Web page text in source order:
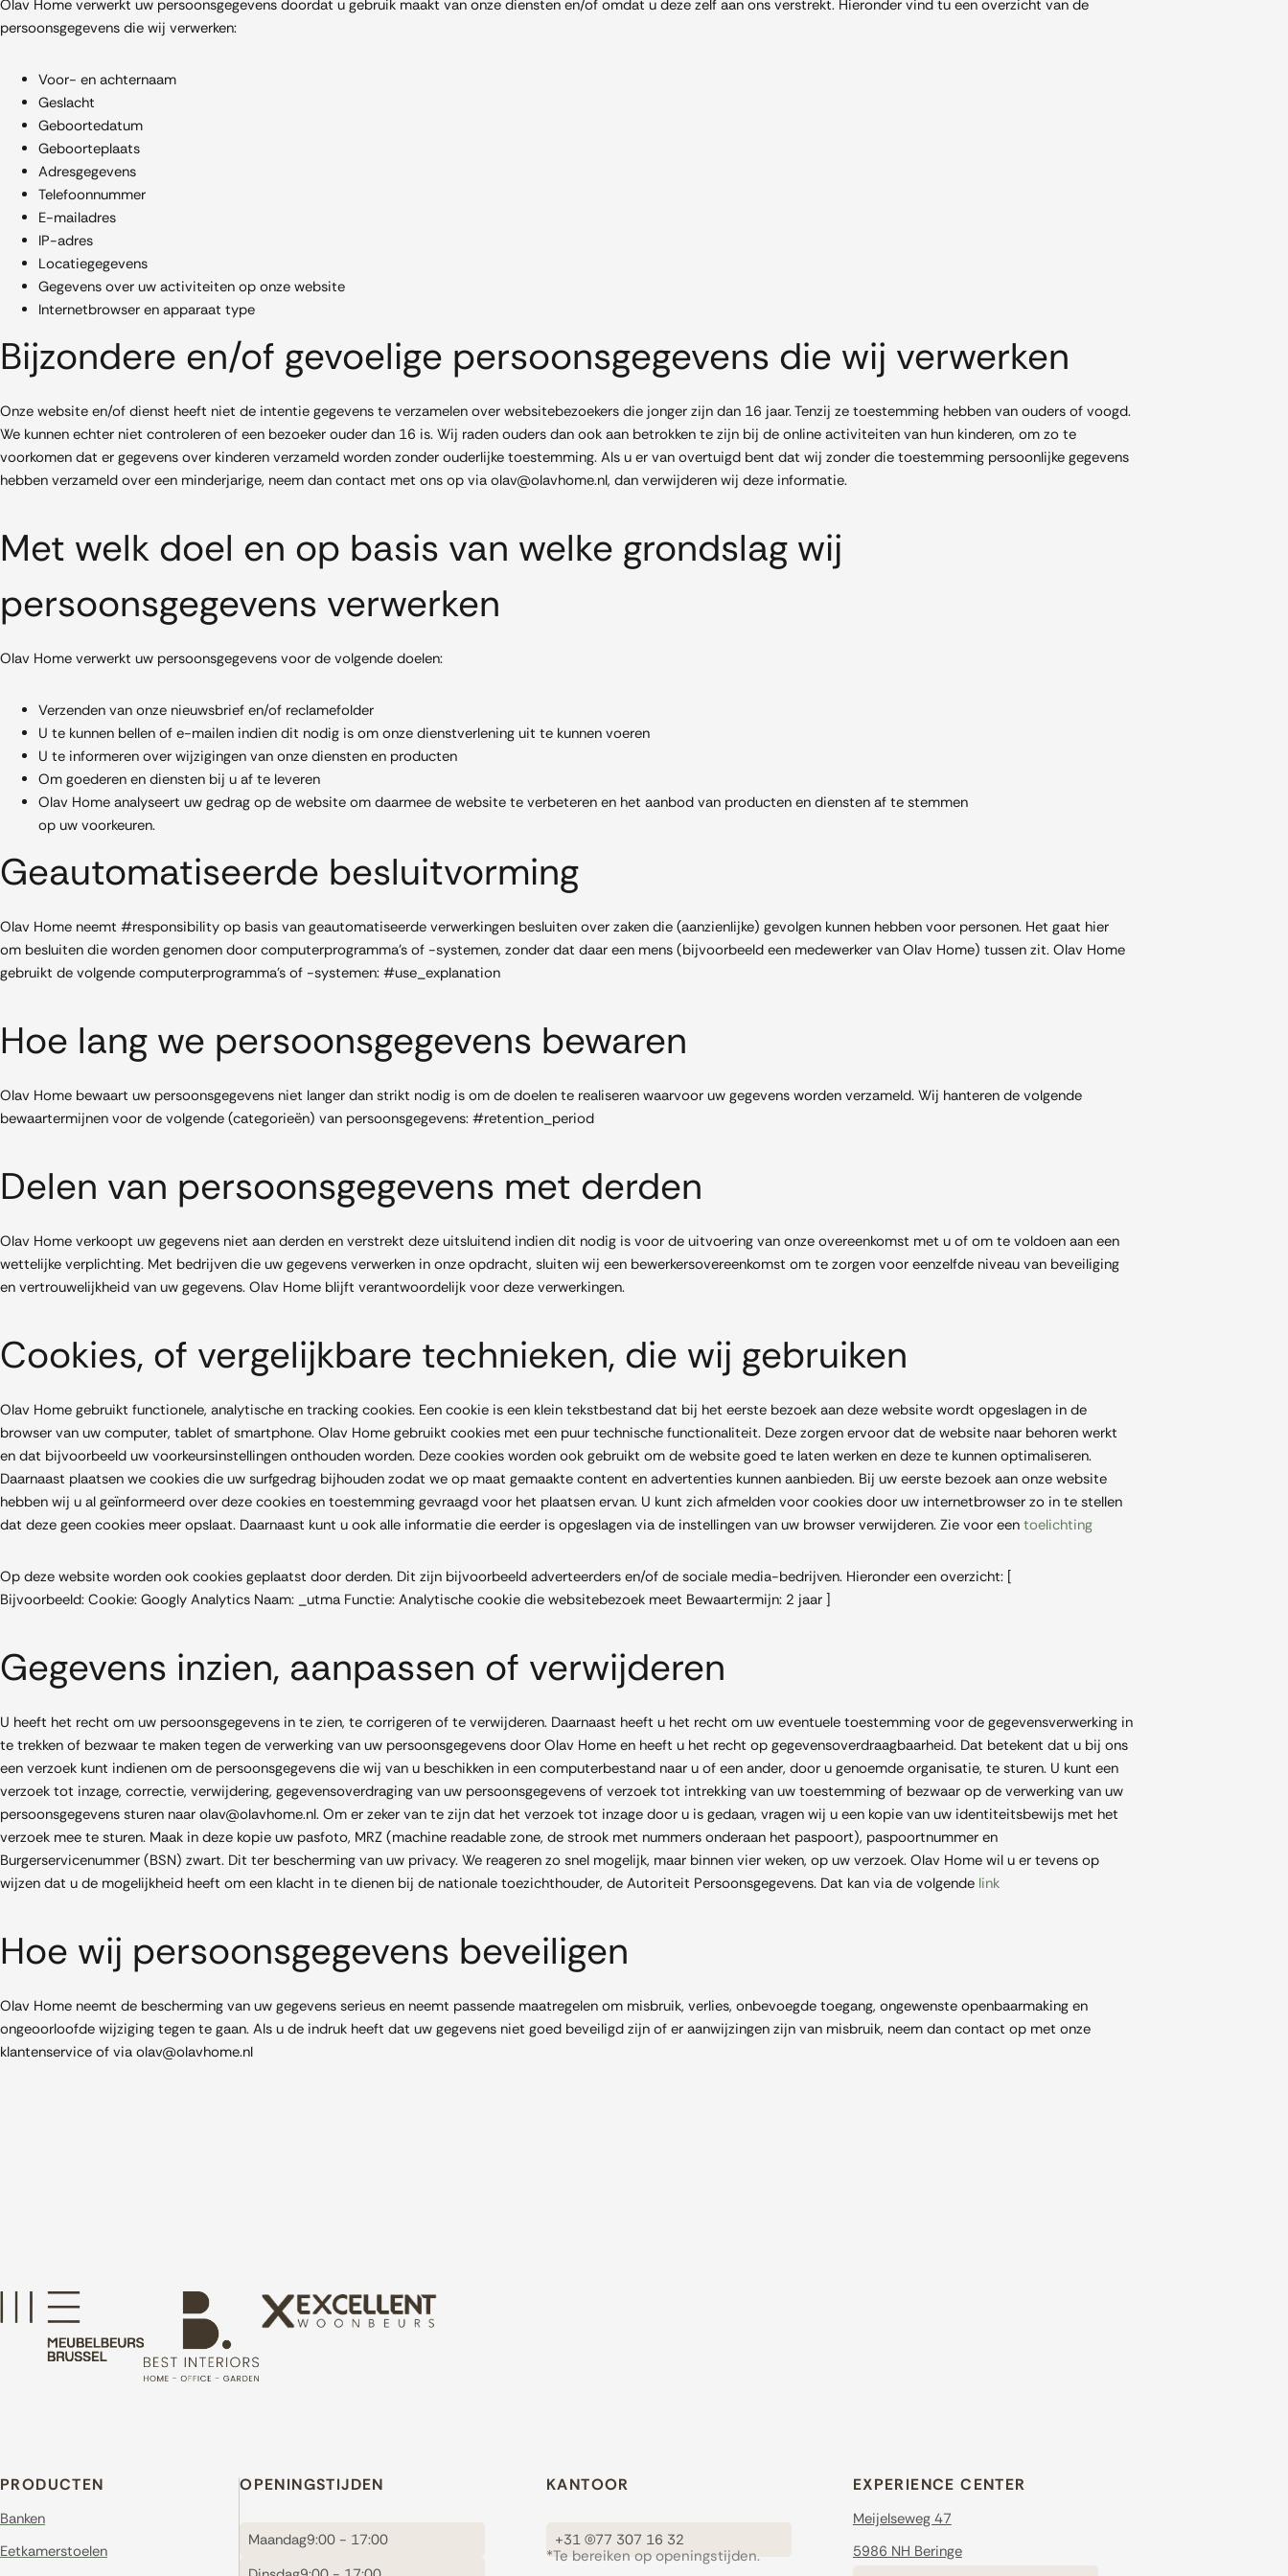
Olav Home verwerkt uw persoonsgegevens doordat u gebruik maakt van onze diensten en/of omdat u deze zelf aan ons verstrekt. Hieronder vind tu een overzicht van de
persoonsgegevens die wij verwerken:
Voor- en achternaam
Geslacht
Geboortedatum
Geboorteplaats
Adresgegevens
Telefoonnummer
E-mailadres
IP-adres
Locatiegegevens
Gegevens over uw activiteiten op onze website
Internetbrowser en apparaat type
Bijzondere en/of gevoelige persoonsgegevens die wij verwerken
Onze website en/of dienst heeft niet de intentie gegevens te verzamelen over websitebezoekers die jonger zijn dan 16 jaar. Tenzij ze toestemming hebben van ouders of voogd.
We kunnen echter niet controleren of een bezoeker ouder dan 16 is. Wij raden ouders dan ook aan betrokken te zijn bij de online activiteiten van hun kinderen, om zo te
voorkomen dat er gegevens over kinderen verzameld worden zonder ouderlijke toestemming. Als u er van overtuigd bent dat wij zonder die toestemming persoonlijke gegevens
hebben verzameld over een minderjarige, neem dan contact met ons op via olav@olavhome.nl, dan verwijderen wij deze informatie.
Met welk doel en op basis van welke grondslag wij
persoonsgegevens verwerken
Olav Home verwerkt uw persoonsgegevens voor de volgende doelen:
Verzenden van onze nieuwsbrief en/of reclamefolder
U te kunnen bellen of e-mailen indien dit nodig is om onze dienstverlening uit te kunnen voeren
U te informeren over wijzigingen van onze diensten en producten
Om goederen en diensten bij u af te leveren
Olav Home analyseert uw gedrag op de website om daarmee de website te verbeteren en het aanbod van producten en diensten af te stemmen
op uw voorkeuren.
Geautomatiseerde besluitvorming
Olav Home neemt #responsibility op basis van geautomatiseerde verwerkingen besluiten over zaken die (aanzienlijke) gevolgen kunnen hebben voor personen. Het gaat hier
om besluiten die worden genomen door computerprogramma’s of -systemen, zonder dat daar een mens (bijvoorbeeld een medewerker van Olav Home) tussen zit. Olav Home
gebruikt de volgende computerprogramma’s of -systemen: #use_explanation
Hoe lang we persoonsgegevens bewaren
Olav Home bewaart uw persoonsgegevens niet langer dan strikt nodig is om de doelen te realiseren waarvoor uw gegevens worden verzameld. Wij hanteren de volgende
bewaartermijnen voor de volgende (categorieën) van persoonsgegevens: #retention_period
Delen van persoonsgegevens met derden
Olav Home verkoopt uw gegevens niet aan derden en verstrekt deze uitsluitend indien dit nodig is voor de uitvoering van onze overeenkomst met u of om te voldoen aan een
wettelijke verplichting. Met bedrijven die uw gegevens verwerken in onze opdracht, sluiten wij een bewerkersovereenkomst om te zorgen voor eenzelfde niveau van beveiliging
en vertrouwelijkheid van uw gegevens. Olav Home blijft verantwoordelijk voor deze verwerkingen.
Cookies, of vergelijkbare technieken, die wij gebruiken
Olav Home gebruikt functionele, analytische en tracking cookies. Een cookie is een klein tekstbestand dat bij het eerste bezoek aan deze website wordt opgeslagen in de
browser van uw computer, tablet of smartphone. Olav Home gebruikt cookies met een puur technische functionaliteit. Deze zorgen ervoor dat de website naar behoren werkt
en dat bijvoorbeeld uw voorkeursinstellingen onthouden worden. Deze cookies worden ook gebruikt om de website goed te laten werken en deze te kunnen optimaliseren.
Daarnaast plaatsen we cookies die uw surfgedrag bijhouden zodat we op maat gemaakte content en advertenties kunnen aanbieden. Bij uw eerste bezoek aan onze website
hebben wij u al geïnformeerd over deze cookies en toestemming gevraagd voor het plaatsen ervan. U kunt zich afmelden voor cookies door uw internetbrowser zo in te stellen
dat deze geen cookies meer opslaat. Daarnaast kunt u ook alle informatie die eerder is opgeslagen via de instellingen van uw browser verwijderen. Zie voor een toelichting
Op deze website worden ook cookies geplaatst door derden. Dit zijn bijvoorbeeld adverteerders en/of de sociale media-bedrijven. Hieronder een overzicht: [
Bijvoorbeeld: Cookie: Googly Analytics Naam: _utma Functie: Analytische cookie die websitebezoek meet Bewaartermijn: 2 jaar ]
Gegevens inzien, aanpassen of verwijderen
U heeft het recht om uw persoonsgegevens in te zien, te corrigeren of te verwijderen. Daarnaast heeft u het recht om uw eventuele toestemming voor de gegevensverwerking in
te trekken of bezwaar te maken tegen de verwerking van uw persoonsgegevens door Olav Home en heeft u het recht op gegevensoverdraagbaarheid. Dat betekent dat u bij ons
een verzoek kunt indienen om de persoonsgegevens die wij van u beschikken in een computerbestand naar u of een ander, door u genoemde organisatie, te sturen. U kunt een
verzoek tot inzage, correctie, verwijdering, gegevensoverdraging van uw persoonsgegevens of verzoek tot intrekking van uw toestemming of bezwaar op de verwerking van uw
persoonsgegevens sturen naar olav@olavhome.nl. Om er zeker van te zijn dat het verzoek tot inzage door u is gedaan, vragen wij u een kopie van uw identiteitsbewijs met het
verzoek mee te sturen. Maak in deze kopie uw pasfoto, MRZ (machine readable zone, de strook met nummers onderaan het paspoort), paspoortnummer en
Burgerservicenummer (BSN) zwart. Dit ter bescherming van uw privacy. We reageren zo snel mogelijk, maar binnen vier weken, op uw verzoek. Olav Home wil u er tevens op
wijzen dat u de mogelijkheid heeft om een klacht in te dienen bij de nationale toezichthouder, de Autoriteit Persoonsgegevens. Dat kan via de volgende link
Hoe wij persoonsgegevens beveiligen
Olav Home neemt de bescherming van uw gegevens serieus en neemt passende maatregelen om misbruik, verlies, onbevoegde toegang, ongewenste openbaarmaking en
ongeoorloofde wijziging tegen te gaan. Als u de indruk heeft dat uw gegevens niet goed beveiligd zijn of er aanwijzingen zijn van misbruik, neem dan contact op met onze
klantenservice of via olav@olavhome.nl
PRODUCTEN
Banken
Eetkamerstoelen
OPENINGSTIJDEN
Maandag9:00 - 17:00
KANTOOR
+31 (0)77 307 16 32
*Te bereiken op openingstijden.
EXPERIENCE CENTER
Meijelseweg 47
5986 NH Beringe